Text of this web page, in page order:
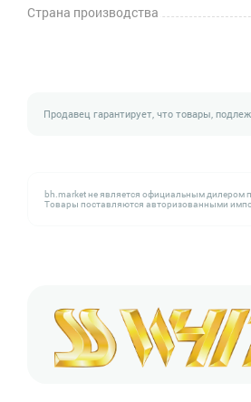
Страна производства
Продавец гарантирует, что товары,
bh.market не является официальным дилером
Товары поставляются авторизованными